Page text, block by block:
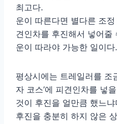
최고다.
운이 따른다면 별다른 조정
견인차를 후진해서 넣어줄
운이 따라야 가능한 일이다.
평상시에는 트레일러를 조
자 코스’에 피견인차를 넣
것이 후진을 얼만큼 했느냐
후진을 충분히 하지 않은